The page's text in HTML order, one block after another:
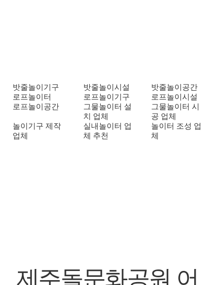
밧줄놀이기구 밧줄놀이시설
밧줄놀이공간
로프놀이터
로프놀이기구
로프놀이시설
로프놀이공간
그물놀이터 설
치 업체
그물놀이터 시
공 업체
놀이기구 제작
업체
실내놀이터 업
체 추천
놀이터 조성 업
체
​제주돌문화공원 어